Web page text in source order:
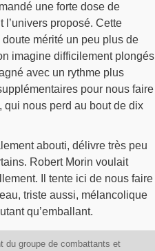
une forte dose de
proposé. Cette
mérité un peu plus de
imagine difficilement plongés
avec un rythme plus
pour nous faire
qui nous perd au bout de dix
abouti, délivre très peu
Robert Morin voulait
Il tente ici de nous faire
triste aussi, mélancolique
qu’emballant.
du groupe de combattants et